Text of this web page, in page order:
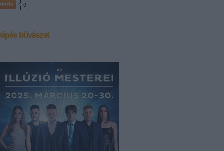
0
bűvészet